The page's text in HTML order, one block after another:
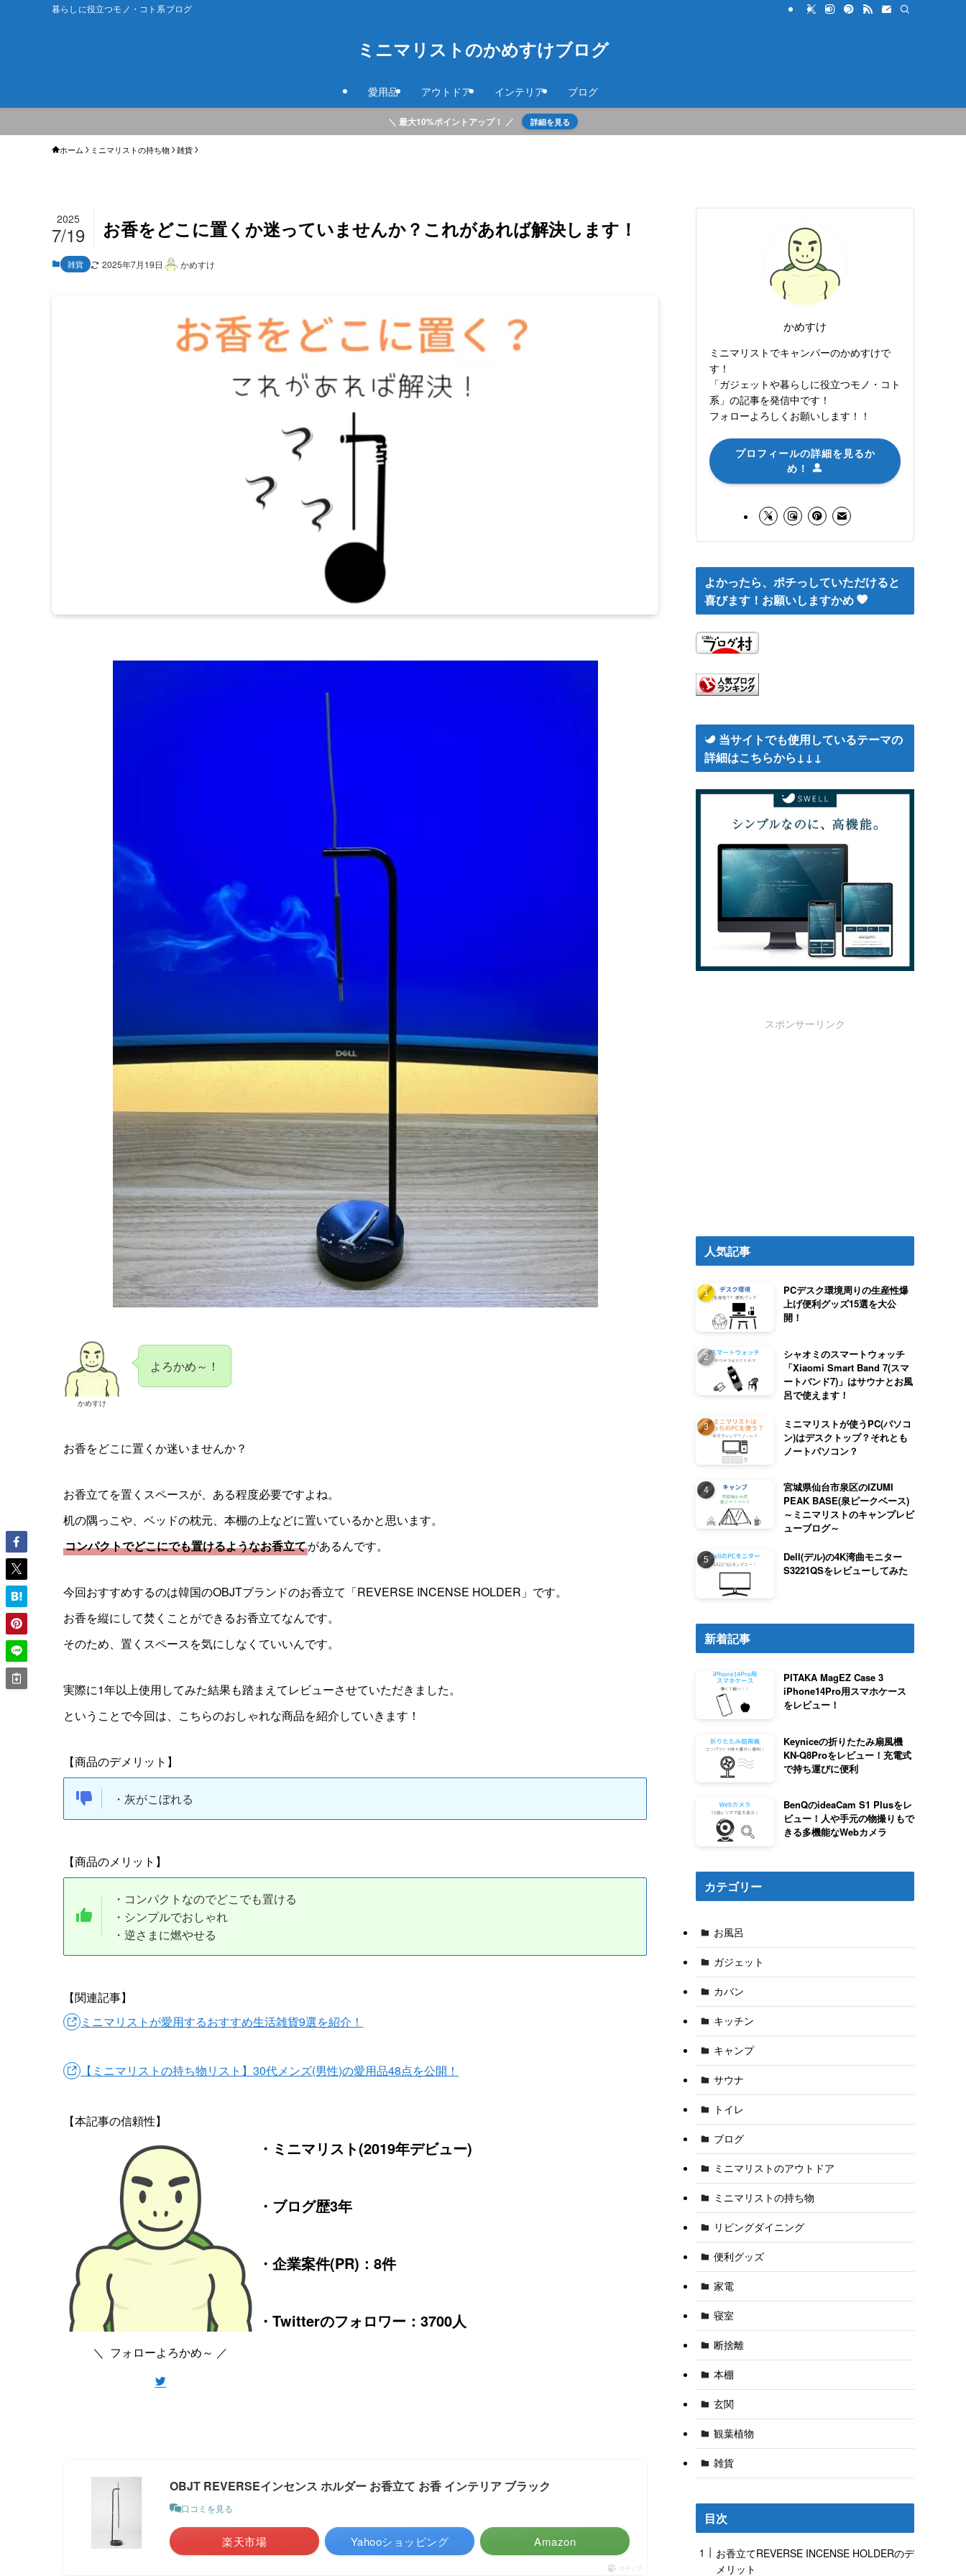
暮らしに役立つモノ・コト系ブログ
ミニマリストのかめすけブログ
愛用品 アウトドア インテリア ブログ
＼ 最大10%ポイントアップ！ ／ 詳細を見る
ホーム ミニマリストの持ち物 雑貨
お香をどこに置くか迷っていませんか？これがあれば解決します！
2025
7/19
雑貨 2025年7月19日 かめすけ
かめすけ
よろかめ～！
お香をどこに置くか迷いませんか？
お香立てを置くスペースが、ある程度必要ですよね。
机の隅っこや、ベッドの枕元、本棚の上などに置いているかと思います。
コンパクトでどこにでも置けるようなお香立てがあるんです。
今回おすすめするのは韓国のOBJTブランドのお香立て「REVERSE INCENSE HOLDER 」です。
お香を縦にして焚くことができるお香立てなんです。
そのため、置くスペースを気にしなくていいんです。
実際に1年以上使用してみた結果も踏まえてレビューさせていただきました。
ということで今回は、こちらのおしゃれな商品を紹介していきます！
【商品のデメリット】
・灰がこぼれる
【商品のメリット】
・コンパクトなのでどこでも置ける
・シンプルでおしゃれ
・逆さまに燃やせる
【関連記事】
ミニマリストが愛用するおすすめ生活雑貨9選を紹介！
【ミニマリストの持ち物リスト】30代メンズ(男性)の愛用品48点を公開！
【本記事の信頼性】
＼ フォローよろかめ～ ／
・ミニマリスト(2019年デビュー)
・ブログ歴3年
・企業案件(PR)：8件
・Twitterのフォロワー：3700人
OBJT REVERSEインセンス ホルダー お香立て お香 インテリア ブラック
口コミを見る
楽天市場 Yahooショッピング Amazon
ポチップ
かめすけ
ミニマリストでキャンパーのかめすけで
す！
「ガジェットや暮らしに役立つモノ・コト
系」の記事を発信中です！
フォローよろしくお願いします！！
プロフィールの詳細を見るか
め！
よかったら、ポチっしていただけると
喜びます！お願いしますかめ
当サイトでも使用しているテーマの
詳細はこちらから↓↓↓
スポンサーリンク
人気記事
PCデスク環境周りの生産性爆
上げ便利グッズ15選を大公
開！
シャオミのスマートウォッチ
「Xiaomi Smart Band 7(スマ
ートバンド7)」はサウナとお風
呂で使えます！
ミニマリストが使うPC(パソコ
ン)はデスクトップ？それとも
ノートパソコン？
宮城県仙台市泉区のIZUMI
PEAK BASE(泉ピークベース)
～ミニマリストのキャンプレビ
ューブログ～
Dell(デル)の4K湾曲モニター
S3221QSをレビューしてみた
新着記事
PITAKA MagEZ Case 3
iPhone14Pro用スマホケース
をレビュー！
Keyniceの折りたたみ扇風機
KN-Q8Proをレビュー！充電式
で持ち運びに便利
BenQのideaCam S1 Plusをレ
ビュー！人や手元の物撮りもで
きる多機能なWebカメラ
カテゴリー
お風呂
ガジェット
カバン
キッチン
キャンプ
サウナ
トイレ
ブログ
ミニマリストのアウトドア
ミニマリストの持ち物
リビングダイニング
便利グッズ
家電
寝室
断捨離
本棚
玄関
観葉植物
雑貨
目次
お香立てREVERSE INCENSE HOLDERのデ
メリット